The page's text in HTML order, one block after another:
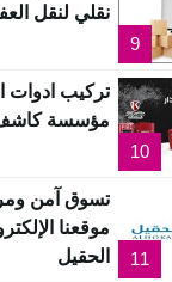
9
نقلي لنقل
10
تركيب ادوات
مؤسسة كاشف
11
تسوق آمن
موقعنا
الحقيل